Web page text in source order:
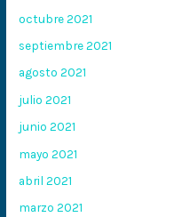
octubre 2021
septiembre 2021
agosto 2021
julio 2021
junio 2021
mayo 2021
abril 2021
marzo 2021